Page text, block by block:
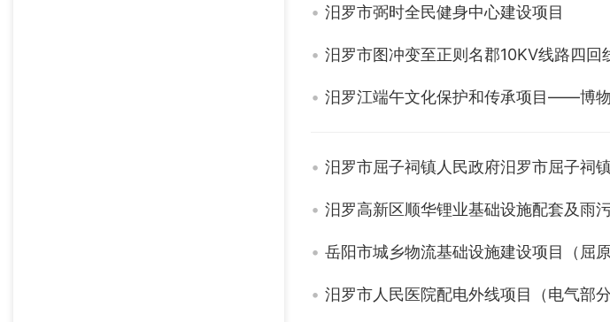
汨罗市弼时全民健身中心建设项目
汨罗市图冲变至正则名郡10KV线路四回
汨罗江端午文化保护和传承项目——博物
汨罗市屈子祠镇人民政府汨罗市屈子祠
汨罗市人民医院配电外线项目（电气部分